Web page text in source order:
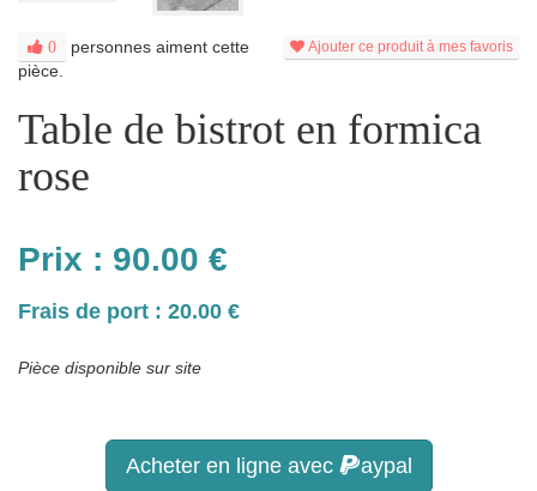
Ajouter ce produit à mes favoris
0
personnes aiment cette
pièce.
Table de bistrot en formica
rose
Prix : 90.00 €
Frais de port : 20.00 €
Pièce disponible sur site
Acheter en ligne avec aypal